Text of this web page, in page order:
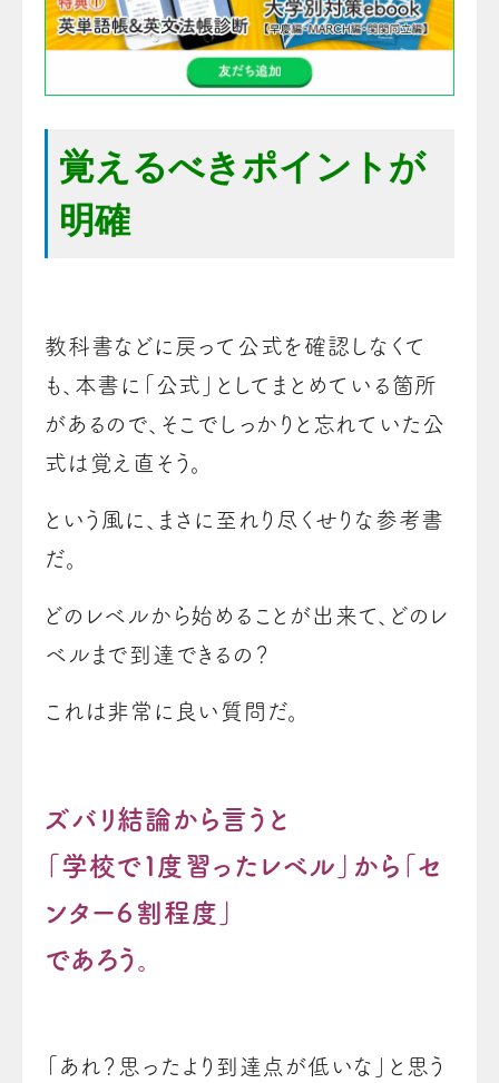
覚えるべきポイントが
明確
教科書などに戻って公式を確認しなくて
も、本書に「公式」としてまとめている箇所
があるので、そこでしっかりと忘れていた公
式は覚え直そう。
という風に、まさに至れり尽くせりな参考書
だ。
どのレベルから始めることが出来て、どのレ
ベルまで到達できるの？
これは非常に良い質問だ。
ズバリ結論から言うと
「学校で１度習ったレベル」から「セ
ンター６割程度」
であろう。
「あれ？思ったより到達点が低いな」と思う